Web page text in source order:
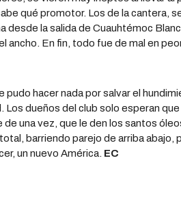
qué promotor. Los de la cantera,
desde la salida de Cuauhtémoc
ancho. En fin, todo fue de mal en
pudo hacer nada por salvar el
Los dueños del club solo esperan
una vez, que le den los santos
barriendo parejo de arriba abajo,
un nuevo América. EC